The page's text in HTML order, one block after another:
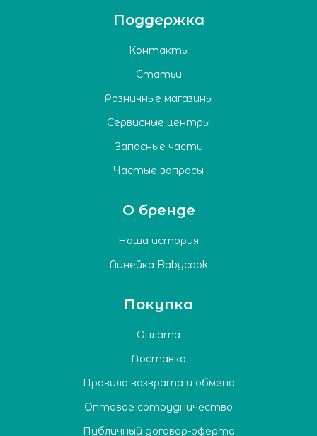
Поддержка
Контакты
Статьи
Розничные магазины
Сервисные центры
Запасные части
Частые вопросы
О бренде
Наша история
Линейка Babycook
Покупка
Оплата
Доставка
Правила возврата и обмена
Оптовое сотрудничество
Публичный договор-оферта